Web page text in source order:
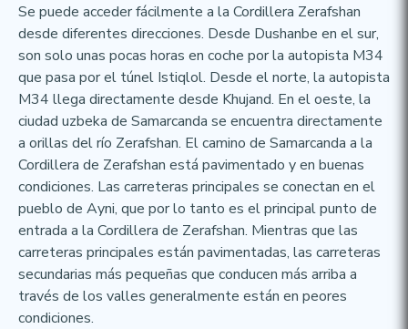
Se puede acceder fácilmente a la Cordillera Zerafshan
desde diferentes direcciones. Desde Dushanbe en el sur,
son solo unas pocas horas en coche por la autopista M34
que pasa por el túnel Istiqlol. Desde el norte, la autopista
M34 llega directamente desde Khujand. En el oeste, la
ciudad uzbeka de Samarcanda se encuentra directamente
a orillas del río Zerafshan. El camino de Samarcanda a la
Cordillera de Zerafshan está pavimentado y en buenas
condiciones. Las carreteras principales se conectan en el
pueblo de Ayni, que por lo tanto es el principal punto de
entrada a la Cordillera de Zerafshan. Mientras que las
carreteras principales están pavimentadas, las carreteras
secundarias más pequeñas que conducen más arriba a
través de los valles generalmente están en peores
condiciones.